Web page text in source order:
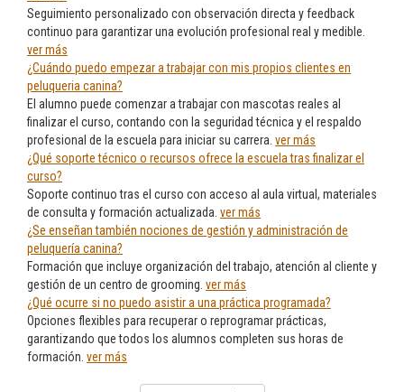
Seguimiento personalizado con observación directa y feedback
continuo para garantizar una evolución profesional real y medible.
ver más
¿Cuándo puedo empezar a trabajar con mis propios clientes en
peluqueria canina?
El alumno puede comenzar a trabajar con mascotas reales al
finalizar el curso, contando con la seguridad técnica y el respaldo
profesional de la escuela para iniciar su carrera. ver más
¿Qué soporte técnico o recursos ofrece la escuela tras finalizar el
curso?
Soporte continuo tras el curso con acceso al aula virtual, materiales
de consulta y formación actualizada. ver más
¿Se enseñan también nociones de gestión y administración de
peluquería canina?
Formación que incluye organización del trabajo, atención al cliente y
gestión de un centro de grooming. ver más
¿Qué ocurre si no puedo asistir a una práctica programada?
Opciones flexibles para recuperar o reprogramar prácticas,
garantizando que todos los alumnos completen sus horas de
formación. ver más